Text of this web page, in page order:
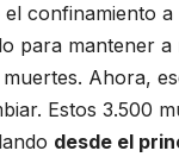
el confinamiento a
para mantener a
Ahora,
Estos 3.500
desde el